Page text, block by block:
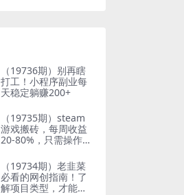
（19736期）别再瞎
打工！小程序副业每
天稳定躺赚200+
（19735期）steam
游戏搬砖，每周收益
20-80%，只需操作1-
过万，零风险长期做
（19734期）老韭菜
必看的网创指南！了
解项目类型，才能找